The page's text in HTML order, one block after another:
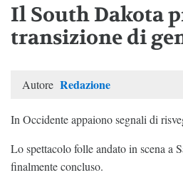
Il South Dakota
transizione di
Autore Redazione
In Occidente appaiono segnali di
Lo spettacolo folle andato in scena a
finalmente concluso.